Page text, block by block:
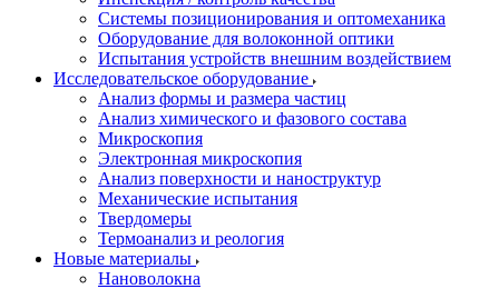
Системы позиционирования и оптомеханика
Оборудование для волоконной оптики
Испытания устройств внешним воздействием
Исследовательское оборудование
Анализ формы и размера частиц
Анализ химического и фазового состава
Микроскопия
Электронная микроскопия
Анализ поверхности и наноструктур
Механические испытания
Твердомеры
Термоанализ и реология
Новые материалы
Нановолокна